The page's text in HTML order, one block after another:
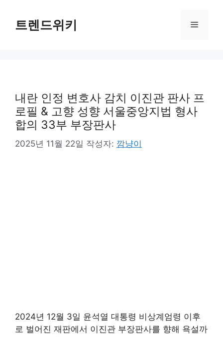
트렌드위키 메
내란 인정 변호사 감치 이진관 판사 프
로필 & 고향 성향 서울중앙지법 형사
합의 33부 부장판사
2025년 11월 22일 작성자: 깜냥이
2024년 12월 3일 윤석열 대통령 비상계엄령 이후
로 벌어진 재판에서 이진관 부장판사를 향해 욕설까